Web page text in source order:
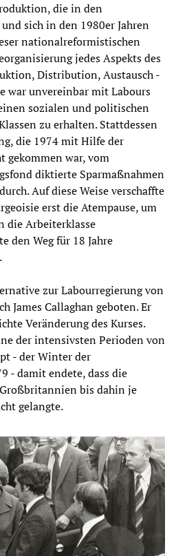
die in den
sich in den 1980er Jahren
nationalreformistischen
jedes Aspekts des
Distribution, Austausch -
war unvereinbar mit Labours
sozialen und politischen
zu erhalten. Stattdessen
die 1974 mit Hilfe der
gekommen war, vom
diktierte Sparmaßnahmen
Auf diese Weise verschaffte
erst die Atempause, um
die Arbeiterklasse
den Weg für 18 Jahre
zur Labourregierung von
James Callaghan geboten. Er
Veränderung des Kurses.
der intensivsten Perioden von
- der Winter der
- damit endete, dass die
bis dahin je
gelangte.